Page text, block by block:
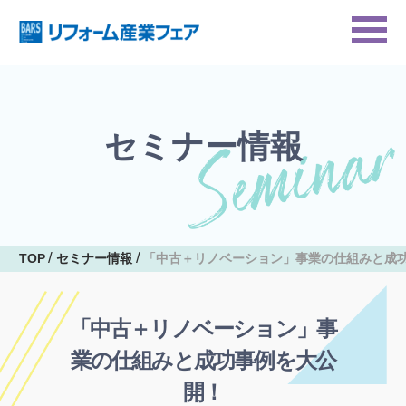
セミナー情報
TOP セミナー情報 「中古＋リノベーション」事業の仕組みと成
「中古＋リノベーション」事
業の仕組みと成功事例を大公
開！